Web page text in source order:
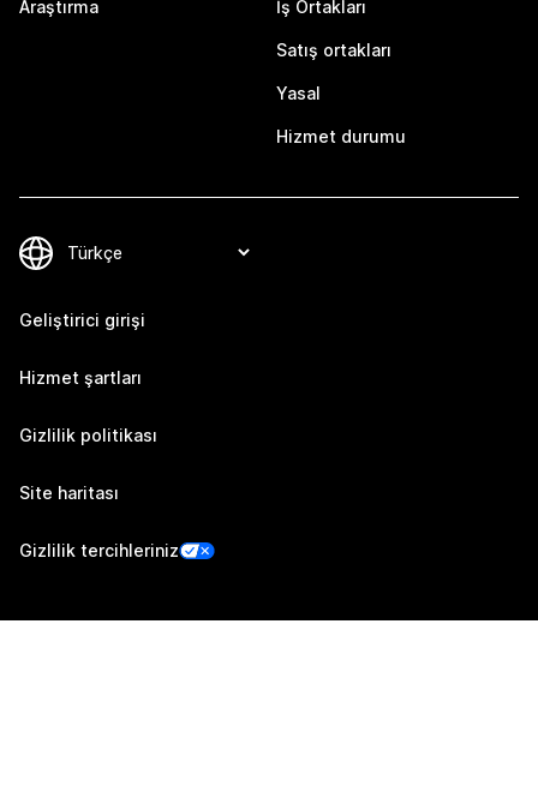
Araştırma İş Ortakları
Satış ortakları
Yasal
Hizmet durumu
Geliştirici girişi
Hizmet şartları
Gizlilik politikası
Site haritası
Gizlilik tercihleriniz